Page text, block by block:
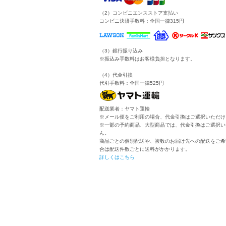
（2）コンビニエンスストア支払い
コンビニ決済手数料：全国一律315円
（3）銀行振り込み
※振込み手数料はお客様負担となります。
（4）代金引換
代引手数料：全国一律525円
配送業者：ヤマト運輸
※メール便をご利用の場合、代金引換はご選択いただ
※一部の予約商品、大型商品では、代金引換はご選択
ん。
商品ごとの個別配送や、複数のお届け先への配送をご
合は配送件数ごとに送料がかかります。
詳しくはこちら